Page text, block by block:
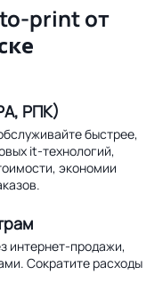
print от
РПК)
быстрее,
it-технологий,
экономии
интернет-продажи,
Сократите расходы